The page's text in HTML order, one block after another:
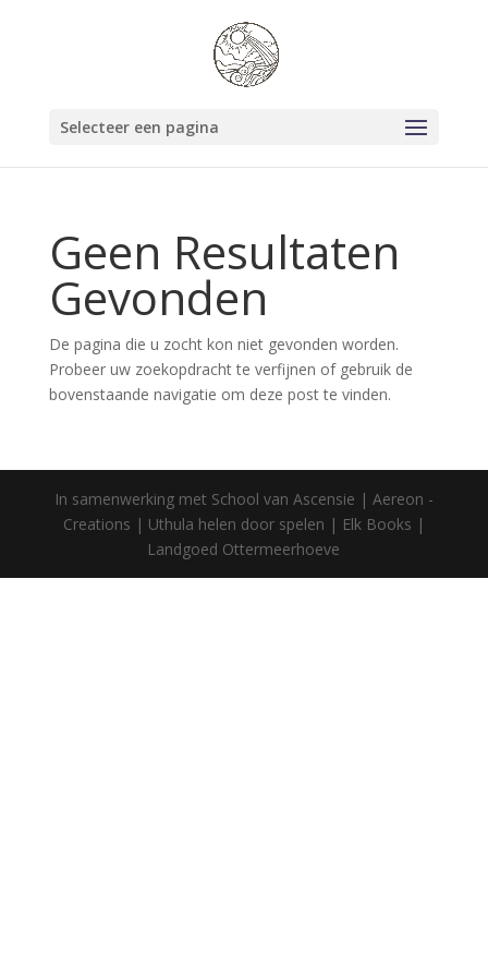
Selecteer een pagina
Geen Resultaten
Gevonden
De pagina die u zocht kon niet gevonden worden.
Probeer uw zoekopdracht te verfijnen of gebruik de
bovenstaande navigatie om deze post te vinden.
In samenwerking met School van Ascensie | Aereon -
Creations | Uthula helen door spelen | Elk Books |
Landgoed Ottermeerhoeve